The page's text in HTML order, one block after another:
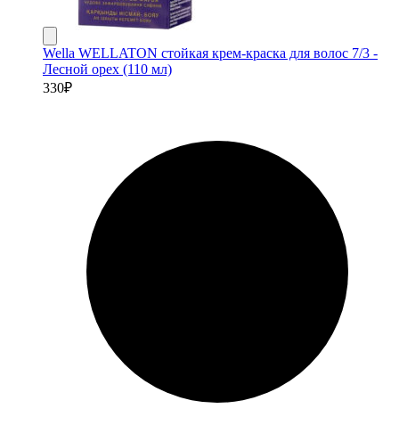
Wella WELLATON стойкая крем-краска для волос 7/3 -
Лесной орех (110 мл)
330₽